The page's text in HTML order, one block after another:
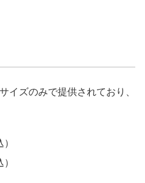
イズのみで提供されており、